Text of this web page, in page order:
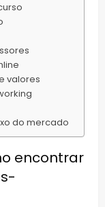
valores
do mercado
encontrar